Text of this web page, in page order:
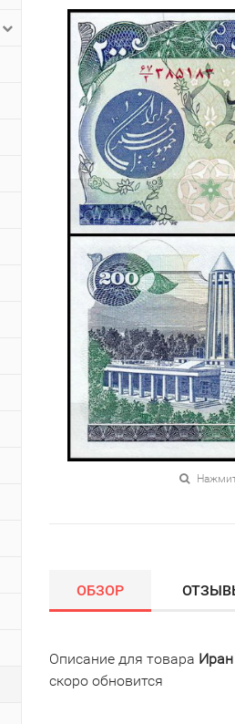
ОБЗОР
Описание для товара Иран
скоро обновится